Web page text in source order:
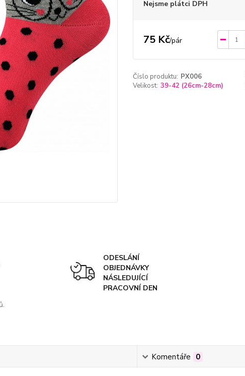
Nejsme plátci DPH
75 Kč/pár
Číslo produktu: PX006
Velikost: 39-42 (26cm-28cm)
ODESLÁNÍ
OBJEDNÁVKY
NÁSLEDUJÍCÍ
PRACOVNÍ DEN
Komentáře 0